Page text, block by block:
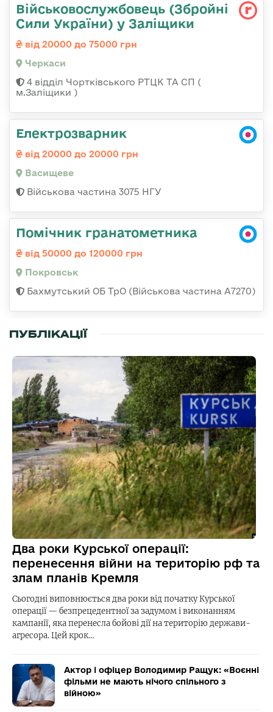
Військовослужбовець (Збройні
Сили України) у Заліщики
від 20000 до 75000 грн
Черкаси
4 відділ Чортківського РТЦК ТА СП (
м.Заліщики )
Електрозварник
від 20000 до 20000 грн
Васищеве
Військова частина 3075 НГУ
Помічник гранатометника
від 50000 до 120000 грн
Покровськ
Бахмутський ОБ ТрО (Військова частина А7270)
ПУБЛІКАЦІЇ
Два роки Курської операції:
перенесення війни на територію рф та
злам планів Кремля
Сьогодні виповнюється два роки від початку Курської
операції — безпрецедентної за задумом і виконанням
кампанії, яка перенесла бойові дії на територію держави-
агресора. Цей крок…
Актор і офіцер Володимир Ращук: «Воєнні
фільми не мають нічого спільного з
війною»